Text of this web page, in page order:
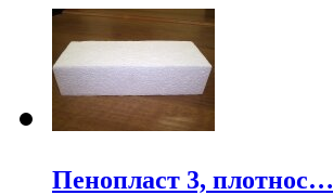
Пенопласт 3, плотнос…